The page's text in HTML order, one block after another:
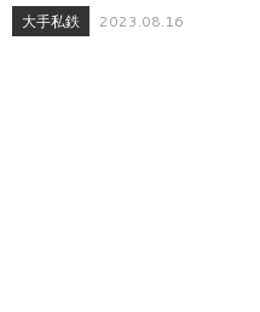
大手私鉄 2023.08.16